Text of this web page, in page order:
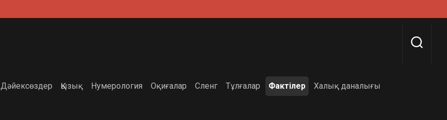
Дәйексөздер Қызық Нумерология Оқиғалар Сленг Тұлғалар Фактілер Халық даналығы